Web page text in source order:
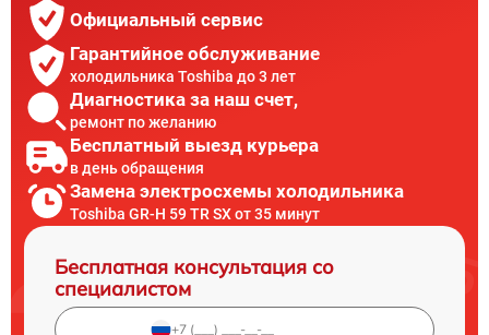
Официальный сервис
Гарантийное обслуживание
холодильника Toshiba до 3 лет
Диагностика за наш счет,
ремонт по желанию
Бесплатный выезд курьера
в день обращения
Замена электросхемы холодильника
Toshiba GR-H 59 TR SX от 35 минут
Бесплатная консультация со
специалистом